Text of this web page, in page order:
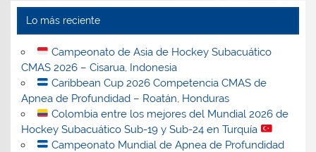
Lo más reciente
Campeonato de Asia de Hockey Subacuático
CMAS 2026 – Cisarua, Indonesia
Caribbean Cup 2026 Competencia CMAS de
Apnea de Profundidad – Roatán, Honduras
Colombia entre los mejores del Mundial 2026 de
Hockey Subacuático Sub-19 y Sub-24 en Turquía
Campeonato Mundial de Apnea de Profundidad